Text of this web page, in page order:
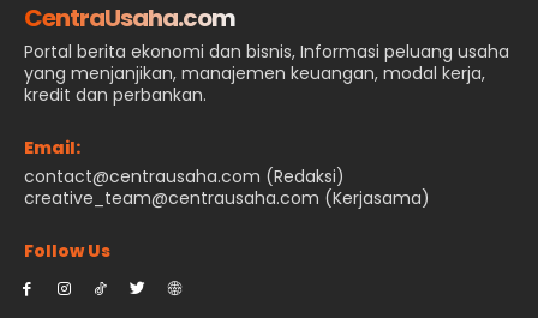
CentraUsaha.com
Portal berita ekonomi dan bisnis, Informasi peluang usaha
yang menjanjikan, manajemen keuangan, modal kerja,
kredit dan perbankan.
Email:
contact@centrausaha.com (Redaksi)
creative_team@centrausaha.com (Kerjasama)
Follow Us